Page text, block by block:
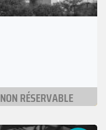
NON RÉSERVABLE